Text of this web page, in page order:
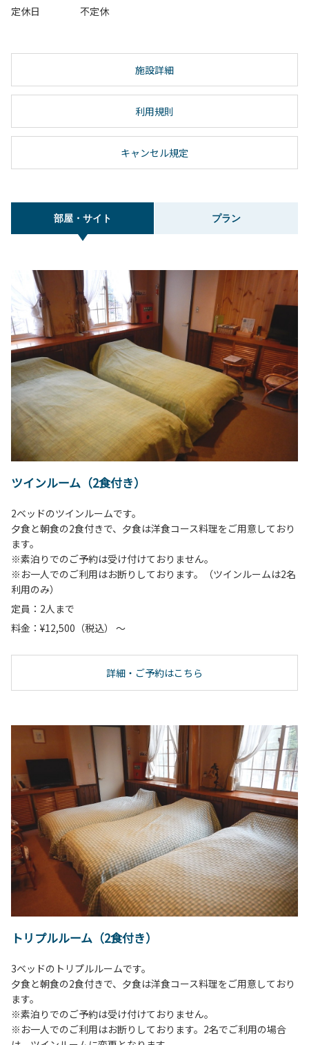
定休日
不定休
施設詳細
利用規則
キャンセル規定
部屋・サイト プラン
ツインルーム（2食付き）
2ベッドのツインルームです。
夕食と朝食の2食付きで、夕食は洋食コース料理をご用意しており
ます。
※素泊りでのご予約は受け付けておりません。
※お一人でのご利用はお断りしております。（ツインルームは2名
利用のみ）
定員：2人まで
料金：¥12,500（税込） ～
詳細・ご予約はこちら
トリプルルーム（2食付き）
3ベッドのトリプルルームです。
夕食と朝食の2食付きで、夕食は洋食コース料理をご用意しており
ます。
※素泊りでのご予約は受け付けておりません。
※お一人でのご利用はお断りしております。2名でご利用の場合